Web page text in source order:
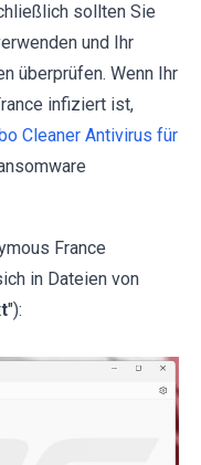
sollten Sie
und Ihr
überprüfen. Wenn Ihr
infiziert ist,
Cleaner Antivirus für
France
in Dateien von
"):